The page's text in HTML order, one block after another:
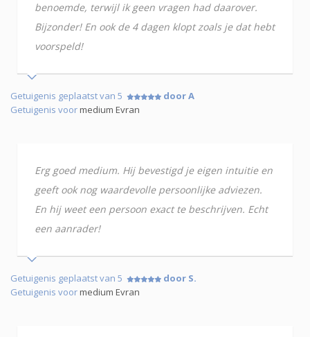
benoemde, terwijl ik geen vragen had daarover.
Bijzonder! En ook de 4 dagen klopt zoals je dat hebt
voorspeld!
Getuigenis geplaatst van 5
door A
Getuigenis voormedium Evran
Erg goed medium. Hij bevestigd je eigen intuitie en
geeft ook nog waardevolle persoonlijke adviezen.
En hij weet een persoon exact te beschrijven. Echt
een aanrader!
Getuigenis geplaatst van 5
door S.
Getuigenis voormedium Evran